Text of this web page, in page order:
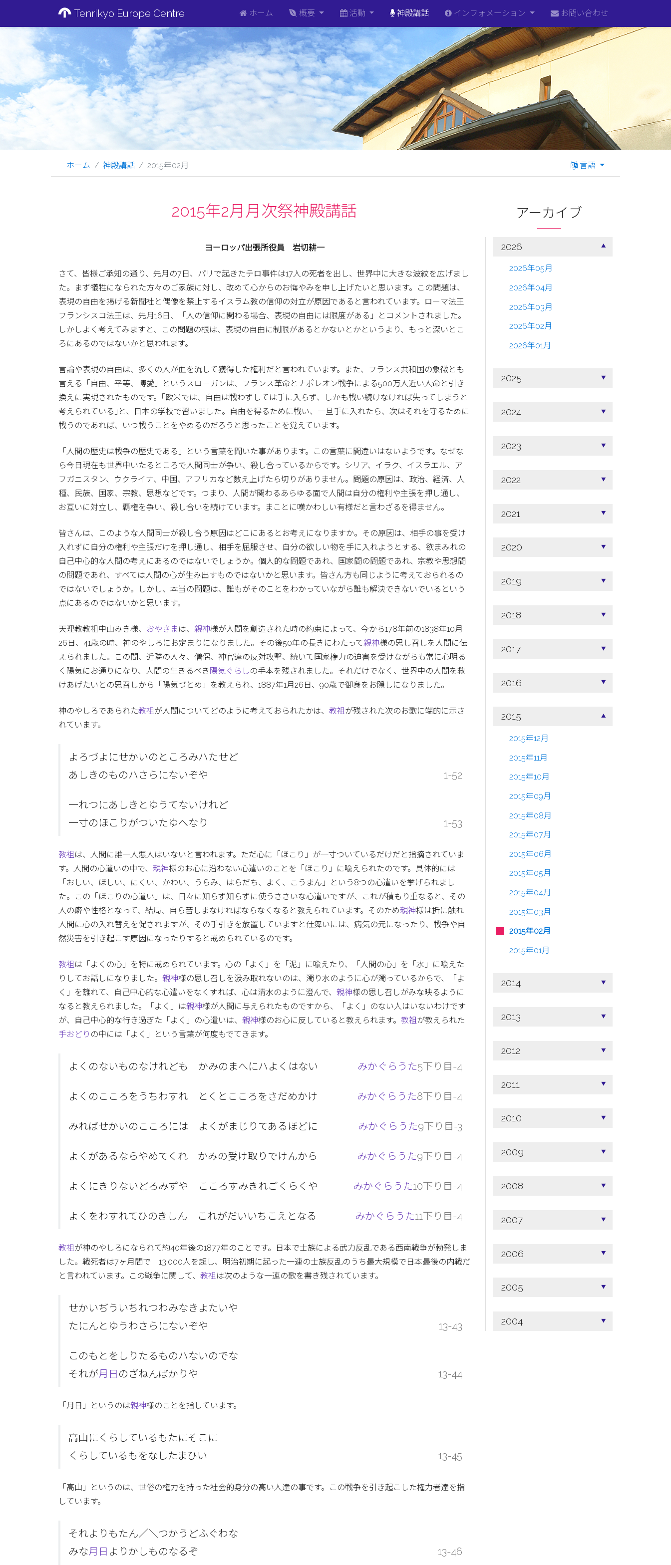
Tenrikyo Europe Centre ホーム 概要 活動 神殿講話 インフォメーション お問い合わせ
言語
ホーム 神殿講話 2015年02月
2015年2月月次祭神殿講話
ヨーロッパ出張所役員 岩切耕一
さて、皆様ご承知の通り、先月の7日、パリで起きたテロ事件は17人の死者を出し、世界中に大きな波紋を広げまし
た。まず犠牲になられた方々のご家族に対し、改めて心からのお悔やみを申し上げたいと思います。この問題は、
表現の自由を掲げる新聞社と偶像を禁止するイスラム教の信仰の対立が原因であると言われています。ローマ法王
フランシスコ法王は、先月16日、「人の信仰に関わる場合、表現の自由には限度がある」とコメントされました。
しかしよく考えてみますと、この問題の根は、表現の自由に制限があるとかないとかというより、もっと深いとこ
ろにあるのではないかと思われます。
言論や表現の自由は、多くの人が血を流して獲得した権利だと言われています。また、フランス共和国の象徴とも
言える「自由、平等、博愛」というスローガンは、フランス革命とナポレオン戦争による500万人近い人命と引き
換えに実現されたものです。｢欧米では、自由は戦わずしては手に入らず、しかも戦い続けなければ失ってしまうと
考えられている｣と、日本の学校で習いました。自由を得るために戦い、一旦手に入れたら、次はそれを守るために
戦うのであれば、いつ戦うことをやめるのだろうと思ったことを覚えています。
「人間の歴史は戦争の歴史である」という言葉を聞いた事があります。この言葉に間違いはないようです。なぜな
ら今日現在も世界中いたるところで人間同士が争い、殺し合っているからです。シリア、イラク、イスラエル、ア
フガニスタン、ウクライナ、中国、アフリカなど数え上げたら切りがありません。問題の原因は、政治、経済、人
種、民族、国家、宗教、思想などです。つまり、人間が関わるあらゆる面で人間は自分の権利や主張を押し通し、
お互いに対立し、覇権を争い、殺し合いを続けています。まことに嘆かわしい有様だと言わざるを得ません。
皆さんは、このような人間同士が殺し合う原因はどこにあるとお考えになりますか。その原因は、相手の事を受け
入れずに自分の権利や主張だけを押し通し、相手を屈服させ、自分の欲しい物を手に入れようとする、欲まみれの
自己中心的な人間の考えにあるのではないでしょうか。個人的な問題であれ、国家間の問題であれ、宗教や思想間
の問題であれ、すべては人間の心が生み出すものではないかと思います。皆さん方も同じように考えておられるの
ではないでしょうか。しかし、本当の問題は、誰もがそのことをわかっていながら誰も解決できないでいるという
点にあるのではないかと思います。
天理教教祖中山みき様、 おやさま は、 親神様が人間を創造された時の約束によって、今から178年前の1838年10月
26日、41歳の時、神のやしろにお定まりになりました。その後50年の長きにわたって親神様の思し召しを人間に伝
えられました。この間、近隣の人々、僧侶、神官達の反対攻撃、続いて国家権力の迫害を受けながらも常に心明る
く陽気にお通りになり、人間の生きるべき 陽気ぐらし の手本を残されました。それだけでなく、世界中の人間を救
けあげたいとの思召しから「陽気づとめ」を教えられ、1887年1月26日、90歳で御身をお隠しになりました。
神のやしろであられた教祖が人間についてどのように考えておられたかは、 教祖が残された次のお歌に端的に示さ
れています。
よろづよにせかいのところみハたせど
あしきのものハさらにないぞや
1-52
一れつにあしきとゆうてないけれど
一寸のほこりがついたゆへなり
1-53
教祖 は、人間に誰一人悪人はいないと言われます。ただ心に「ほこり」が一寸ついているだけだと指摘されていま
す。人間の心遣いの中で、 親神様のお心に沿わない心遣いのことを「ほこり」に喩えられたのです。具体的には
「おしい、ほしい、にくい、かわい、うらみ、はらだち、よく、こうまん」という8つの心遣いを挙げられまし
た。この「ほこりの心遣い」は、日々に知らず知らずに使うささいな心遣いですが、これが積もり重なると、その
人の癖や性格となって、結局、自ら苦しまなければならなくなると教えられています。そのため親神様は折に触れ
人間に心の入れ替えを促されますが、その手引きを放置していますと仕舞いには、病気の元になったり、戦争や自
然災害を引き起こす原因になったりすると戒められているのです。
教祖 は「よくの心」を特に戒められています。心の「よく」を「泥」に喩えたり、「人間の心」を「水」に喩えた
りしてお話しになりました。 親神様の思し召しを汲み取れないのは、濁り水のように心が濁っているからで、「よ
く」を離れて、自己中心的な心遣いをなくすれば、心は清水のように澄んで、 親神様の思し召しがみな映るように
なると教えられました。「よく」は親神様が人間に与えられたものですから、「よく」のない人はいないわけです
が、自己中心的な行き過ぎた「よく」の心遣いは、 親神様のお心に反していると教えられます。 教祖が教えられた
手おどり の中には「よく」という言葉が何度もでてきます。
よくのないものなけれども かみのまへにハよくはない みかぐらうた5下り目-4
よくのこころをうちわすれ とくとこころをさだめかけ みかぐらうた8下り目-4
みればせかいのこころには よくがまじりてあるほどに みかぐらうた9下り目-3
よくがあるならやめてくれ かみの受け取りでけんから みかぐらうた9下り目-4
よくにきりないどろみずや こころすみきれごくらくや みかぐらうた10下り目-4
よくをわすれてひのきしん これがだいいちこえとなる みかぐらうた11下り目-4
教祖が神のやしろになられて約40年後の1877年のことです。日本で士族による武力反乱である西南戦争が勃発しま
した。戦死者は7ヶ月間で 13.000人を超し、明治初期に起った一連の士族反乱のうち最大規模で日本最後の内戦だ
と言われています。この戦争に関して、 教祖 は次のような一連の歌を書き残されています。
せかいぢういちれつわみなきよたいや
たにんとゆうわさらにないぞや
13-43
このもとをしりたるものハないのでな
それが月日 のざねんばかりや 13-44
「月日」というのは親神様のことを指しています。
高山にくらしているもたにそこに
くらしているもをなしたまひい
13-45
「高山」というのは、世俗の権力を持った社会的身分の高い人達の事です。この戦争を引き起こした権力者達を指
しています。
それよりもたん／＼つかうどふぐわな
みな月日 よりかしものなるぞ 13-46
アーカイブ
2026
2026年05月
2026年04月
2026年03月
2026年02月
2026年01月
2025
2024
2023
2022
2021
2020
2019
2018
2017
2016
2015
2015年12月
2015年11月
2015年10月
2015年09月
2015年08月
2015年07月
2015年06月
2015年05月
2015年04月
2015年03月
2015年02月
2015年01月
2014
2013
2012
2011
2010
2009
2008
2007
2006
2005
2004